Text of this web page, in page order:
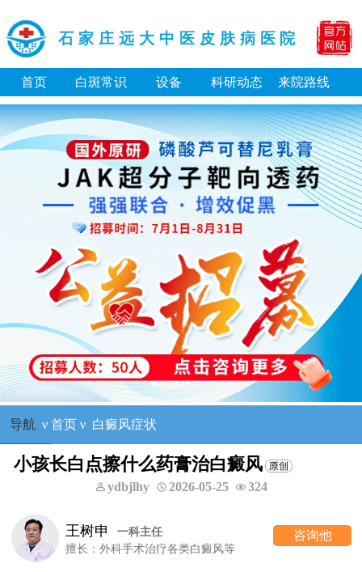
石家庄远大中医皮肤病医院
首页 白斑常识 设备 科研动态 来院路线
导航 ν 首页ν 白癜风症状
小孩长白点擦什么药膏治白癜风
ydbjlhy 2026-05-25 324
王树申
一科主任
擅长：外科手术治疗各类白癜风等
咨询他